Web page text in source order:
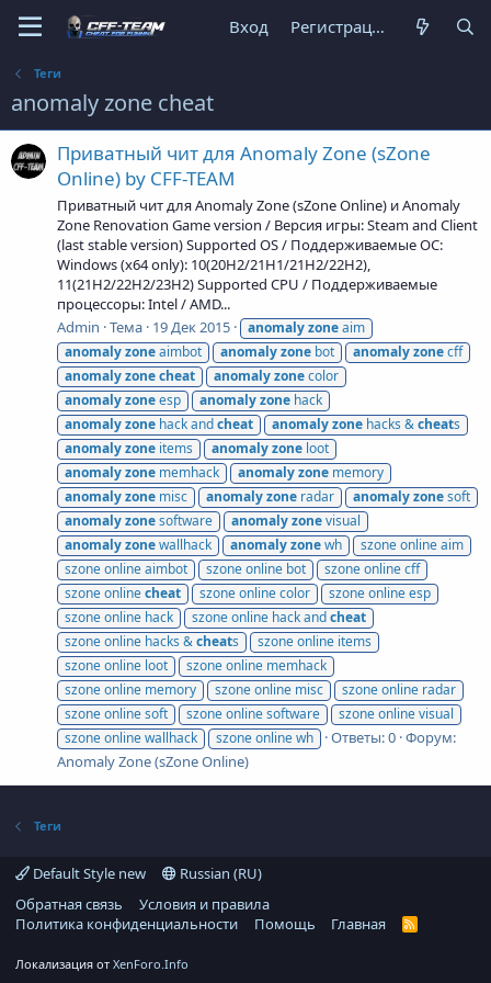
Вход Регистрация
Теги
anomaly zone cheat
Приватный чит для Anomaly Zone (sZone
Online) by CFF-TEAM
Приватный чит для Anomaly Zone (sZone Online) и Anomaly
Zone Renovation Game version / Версия игры: Steam and Client
(last stable version) Supported OS / Поддерживаемые ОС:
Windows (x64 only): 10(20H2/21H1/21H2/22H2),
11(21H2/22H2/23H2) Supported CPU / Поддерживаемые
процессоры: Intel / AMD...
Admin Тема 19 Дек 2015 anomalyzoneaim
anomalyzoneaimbot anomalyzone bot anomalyzonecff
anomalyzonecheat anomalyzonecolor
anomalyzoneesp anomalyzone hack
anomalyzone hack andcheat anomalyzone hacks &cheats
anomalyzone items anomalyzone loot
anomalyzone memhack anomalyzone memory
anomalyzone misc anomalyzone radar anomalyzonesoft
anomalyzonesoftware anomalyzonevisual
anomalyzonewallhack anomalyzonewh
szone online aim
szone online aimbot
szone online bot
szone online cff
szone onlinecheat szone online color
szone online esp
szone online hack
szone online hack andcheat
szone online hacks &cheats
szone online items
szone online loot
szone online memhack
szone online memory
szone online misc
szone online radar
szone online soft
szone online software
szone online visual
szone online wallhack
szone online wh Ответы: 0 Форум:
Anomaly Zone (sZone Online)
Теги
Default Style new
Russian (RU)
Обратная связь
Условия и правила
Политика конфиденциальности
Помощь Главная
R
Локализация от XenForo.Info